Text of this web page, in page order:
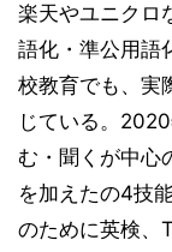
楽天やユニクロ
語化・準公用語
校教育でも、実
じている。
む・聞くが中心
を加えたの4技
のために英検、